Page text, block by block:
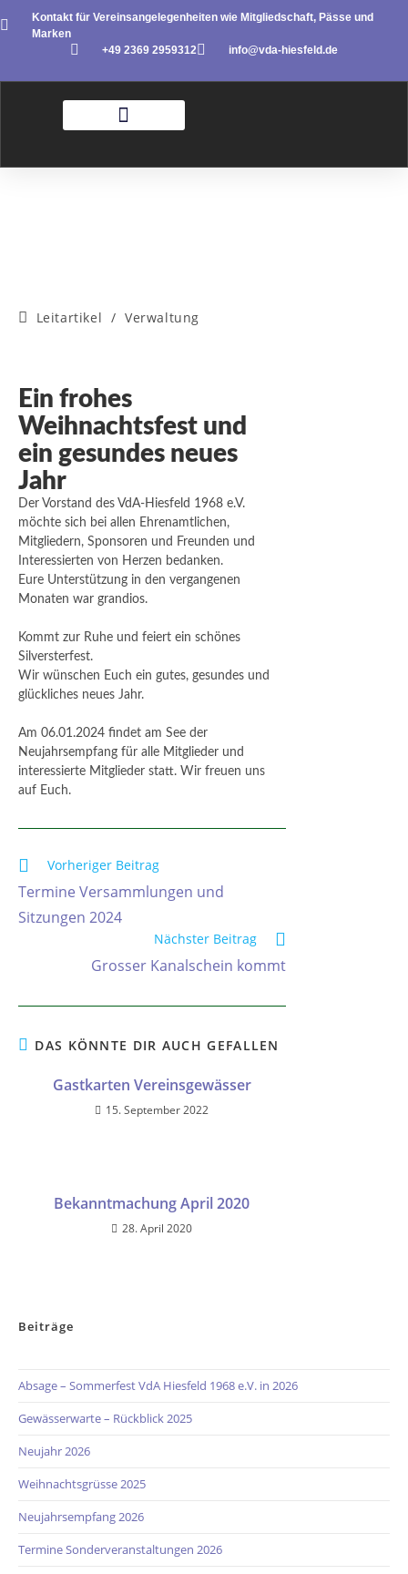
Kontakt für Vereinsangelegenheiten wie Mitgliedschaft, Pässe und
Marken
+49 2369 2959312
info@vda-hiesfeld.de
Leitartikel / Verwaltung
Ein frohes
Weihnachtsfest und
ein gesundes neues
Jahr
Der Vorstand des VdA-Hiesfeld 1968 e.V.
möchte sich bei allen Ehrenamtlichen,
Mitgliedern, Sponsoren und Freunden und
Interessierten von Herzen bedanken.
Eure Unterstützung in den vergangenen
Monaten war grandios.
Kommt zur Ruhe und feiert ein schönes
Silversterfest.
Wir wünschen Euch ein gutes, gesundes und
glückliches neues Jahr.
Am 06.01.2024 findet am See der
Neujahrsempfang für alle Mitglieder und
interessierte Mitglieder statt. Wir freuen uns
auf Euch.
Vorheriger Beitrag
Termine Versammlungen und
Sitzungen 2024
Nächster Beitrag
Grosser Kanalschein kommt
DAS KÖNNTE DIR AUCH GEFALLEN
Gastkarten Vereinsgewässer
15. September 2022
Bekanntmachung April 2020
28. April 2020
Beiträge
Absage – Sommerfest VdA Hiesfeld 1968 e.V. in 2026
Gewässerwarte – Rückblick 2025
Neujahr 2026
Weihnachtsgrüsse 2025
Neujahrsempfang 2026
Termine Sonderveranstaltungen 2026